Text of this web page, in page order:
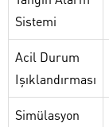
Sistemi
Acil Durum
Işıklandırması
Simülasyon